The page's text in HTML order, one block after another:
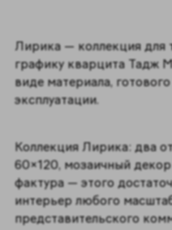
Лирика — коллекция для
графику кварцита Тадж
виде материала,
эксплуатации.
Коллекция Лирика: два
60×120, мозаичный
фактура — этого
интерьер любого
представительского